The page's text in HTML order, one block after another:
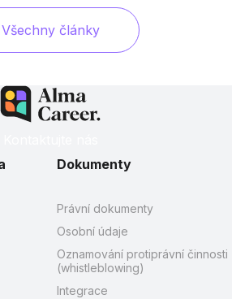
Všechny články
Dokumenty
Právní dokumenty
Osobní údaje
Oznamování protiprávní činnosti
(whistleblowing)
Integrace